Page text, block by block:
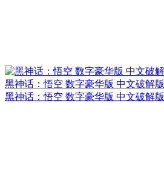
黑神话：悟空 数字豪华版 中文破解版
黑神话：悟空 数字豪华版 中文破解版